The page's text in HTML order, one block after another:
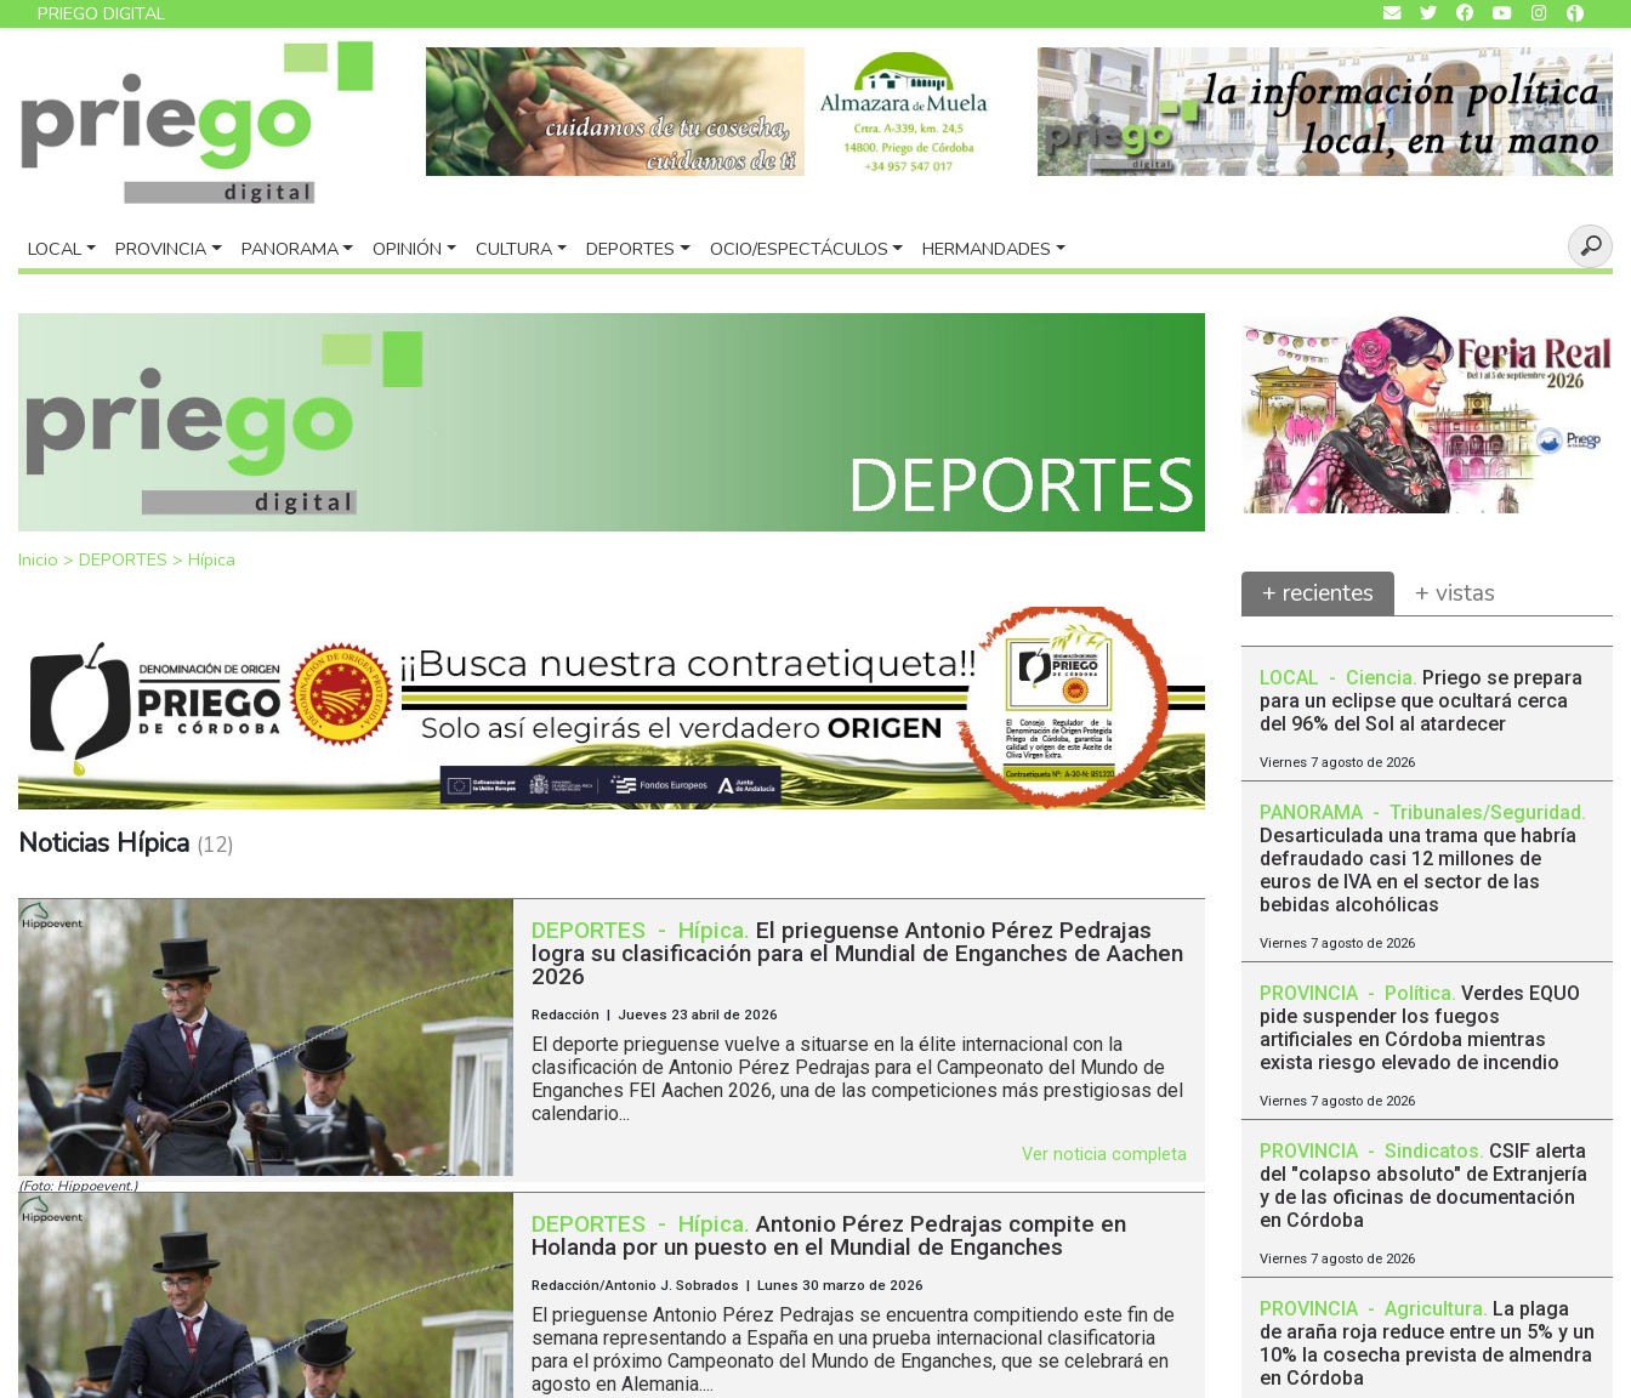
PRIEGO DIGITAL
LOCAL PROVINCIA PANORAMA OPINIÓN CULTURA DEPORTES OCIO/ESPECTÁCULOS HERMANDADES
Inicio > DEPORTES > Hípica
Noticias Hípica (12)
(Foto: Hippoevent.)
DEPORTES - Hípica. El prieguense Antonio Pérez Pedrajas
logra su clasificación para el Mundial de Enganches de Aachen
2026
Redacción | Jueves 23 abril de 2026
El deporte prieguense vuelve a situarse en la élite internacional con la
clasificación de Antonio Pérez Pedrajas para el Campeonato del Mundo de
Enganches FEI Aachen 2026, una de las competiciones más prestigiosas del
calendario...
Ver noticia completa
DEPORTES - Hípica. Antonio Pérez Pedrajas compite en
Holanda por un puesto en el Mundial de Enganches
Redacción/Antonio J. Sobrados | Lunes 30 marzo de 2026
El prieguense Antonio Pérez Pedrajas se encuentra compitiendo este fin de
semana representando a España en una prueba internacional clasificatoria
para el próximo Campeonato del Mundo de Enganches, que se celebrará en
agosto en Alemania....
+ recientes + vistas
LOCAL - Ciencia. Priego se prepara
para un eclipse que ocultará cerca
del 96% del Sol al atardecer
Viernes 7 agosto de 2026
PANORAMA - Tribunales/Seguridad.
Desarticulada una trama que habría
defraudado casi 12 millones de
euros de IVA en el sector de las
bebidas alcohólicas
Viernes 7 agosto de 2026
PROVINCIA - Política. Verdes EQUO
pide suspender los fuegos
artificiales en Córdoba mientras
exista riesgo elevado de incendio
Viernes 7 agosto de 2026
PROVINCIA - Sindicatos. CSIF alerta
del "colapso absoluto" de Extranjería
y de las oficinas de documentación
en Córdoba
Viernes 7 agosto de 2026
PROVINCIA - Agricultura. La plaga
de araña roja reduce entre un 5% y un
10% la cosecha prevista de almendra
en Córdoba